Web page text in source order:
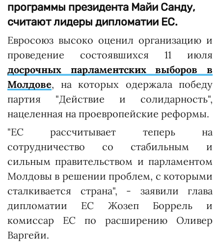
программы президента Майи Санду,
считают лидеры дипломатии ЕС.
Евросоюз высоко оценил организацию и
проведение состоявшихся 11 июля
досрочных парламентских выборов в
Молдове, на которых одержала победу
партия "Действие и солидарность",
нацеленная на проевропейские реформы.
"ЕС рассчитывает теперь на
сотрудничество со стабильным и
сильным правительством и парламентом
Молдовы в решении проблем, с которыми
сталкивается страна", - заявили глава
дипломатии ЕС Жозеп Боррель и
комиссар ЕС по расширению Оливер
Варгейи.